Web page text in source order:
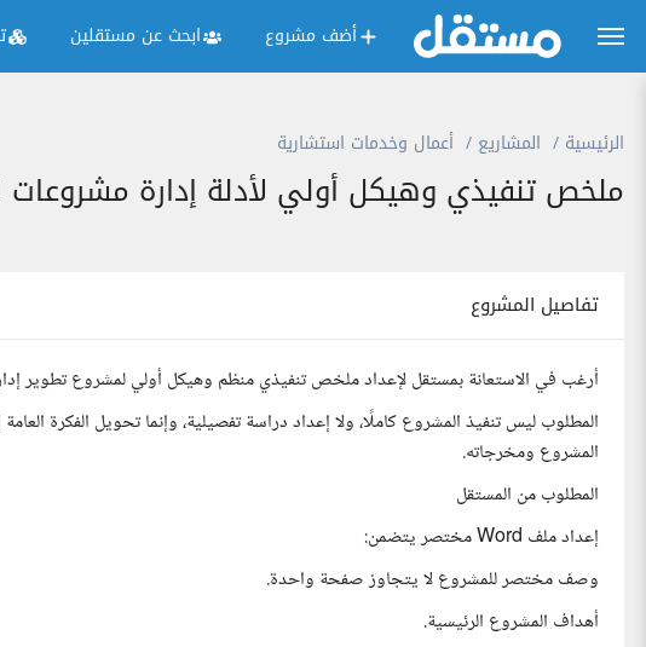
أضف مشروع ابحث عن مستقلين
الرئيسية المشاريع أعمال وخدمات استشارية
ملخص تنفيذي وهيكل أولي لأدلة إدارة مشروعات
تفاصيل المشروع
أرغب في الاستعانة بمستقل لإعداد ملخص تنفيذي منظم وهيكل أولي لمشروع تطوير
المطلوب ليس تنفيذ المشروع كاملًا، ولا إعداد دراسة تفصيلية، وإنما تحويل الفكرة
المشروع ومخرجاته.
المطلوب من المستقل
إعداد ملف Word مختصر يتضمن:
وصف مختصر للمشروع لا يتجاوز صفحة واحدة.
أهداف المشروع الرئيسية.